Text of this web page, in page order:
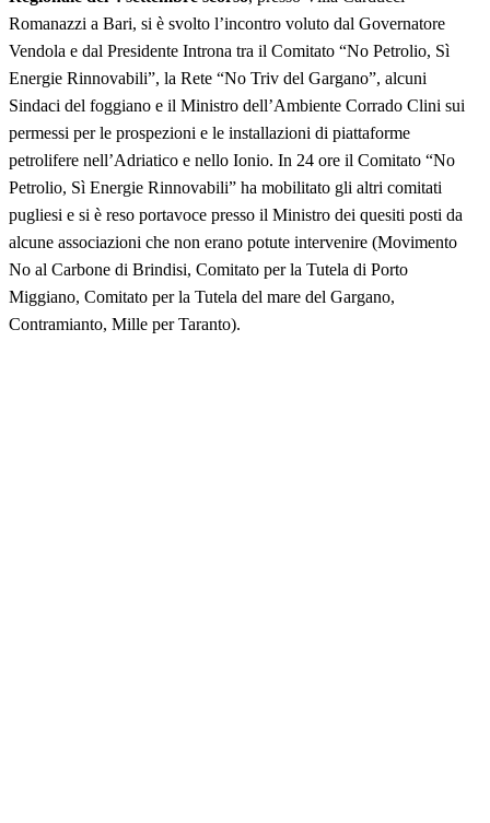
Romanazzi a Bari, si è svolto l’incontro voluto dal Governatore
Vendola e dal Presidente Introna tra il Comitato “No Petrolio, Sì
Energie Rinnovabili”, la Rete “No Triv del Gargano”, alcuni
Sindaci del foggiano e il Ministro dell’Ambiente Corrado Clini sui
permessi per le prospezioni e le installazioni di piattaforme
petrolifere nell’Adriatico e nello Ionio. In 24 ore il Comitato “No
Petrolio, Sì Energie Rinnovabili” ha mobilitato gli altri comitati
pugliesi e si è reso portavoce presso il Ministro dei quesiti posti da
alcune associazioni che non erano potute intervenire (Movimento
No al Carbone di Brindisi, Comitato per la Tutela di Porto
Miggiano, Comitato per la Tutela del mare del Gargano,
Contramianto, Mille per Taranto).